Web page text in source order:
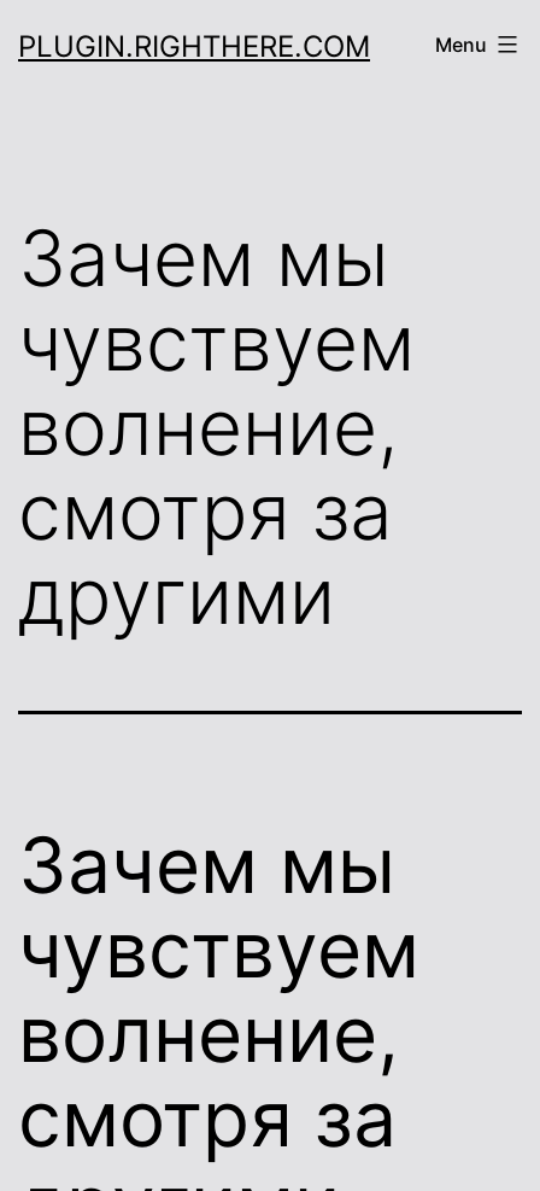
toPLUGIN.RIGHTHERE.COM Menu
Зачем мы
чувствуем
волнение,
смотря за
другими
Зачем мы
чувствуем
волнение,
смотря за